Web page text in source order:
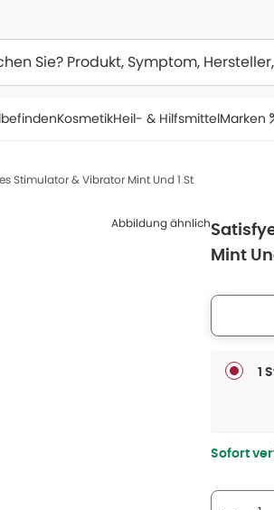
KosmetikHeil- & HilfsmittelMarken
Stimulator & Vibrator Mint Und 1 St
Abbildung ähnlich
Mint
1
Sofort